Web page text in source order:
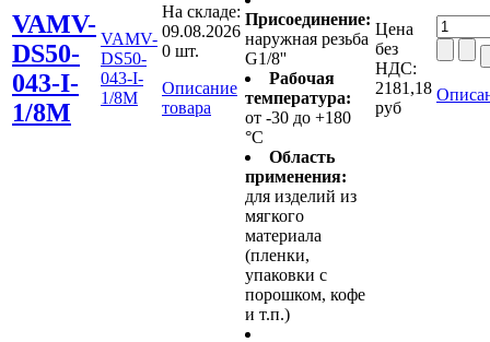
VAMV-
DS50-
043-I-
1/8M
VAMV-
DS50-
043-I-
1/8M
На складе:
09.08.2026
0 шт.
Описание
товара
Присоединение:
наружная резьба
G1/8''
Рабочая
температура:
от -30 до +180
°C
Область
применения:
для изделий из
мягкого
материала
(пленки,
упаковки с
порошком, кофе
и т.п.)
Цена
без
НДС:
2181,18
руб